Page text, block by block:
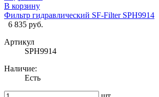
В корзину
Фильтр гидравлический SF-Filter SPH9914
6 835 руб.
Артикул
SPH9914
Наличие:
Есть